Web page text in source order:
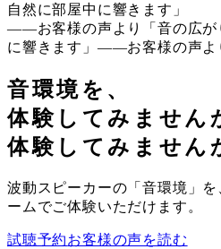
自然に部屋中に響きます」
——お客様の声より
「音の広
に響きます」——お客様の声よ
音環境を、
体験してみません
体験してみません
波動スピーカーの「音環境」
ームでご体験いただけます。
試聴予約お客様の声を読む